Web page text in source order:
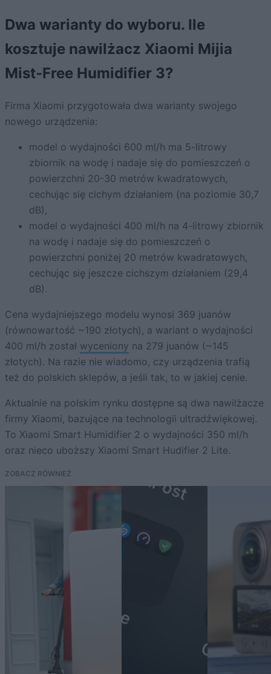
Dwa warianty do wyboru. Ile
kosztuje nawilżacz Xiaomi Mijia
Mist-Free Humidifier 3?
Firma Xiaomi przygotowała dwa warianty swojego
nowego urządzenia:
model o wydajności 600 ml/h ma 5-litrowy
zbiornik na wodę i nadaje się do pomieszczeń o
powierzchni 20-30 metrów kwadratowych,
cechując się cichym działaniem (na poziomie 30,7
dB),
model o wydajności 400 ml/h na 4-litrowy zbiornik
na wodę i nadaje się do pomieszczeń o
powierzchni poniżej 20 metrów kwadratowych,
cechując się jeszcze cichszym działaniem (29,4
dB).
Cena wydajniejszego modelu wynosi 369 juanów
(równowartość ~190 złotych), a wariant o wydajności
400 ml/h został wyceniony na 279 juanów (~145
złotych). Na razie nie wiadomo, czy urządzenia trafią
też do polskich sklepów, a jeśli tak, to w jakiej cenie.
Aktualnie na polskim rynku dostępne są dwa nawilżacze
firmy Xiaomi, bazujące na technologii ultradźwiękowej.
To Xiaomi Smart Humidifier 2 o wydajności 350 ml/h
oraz nieco uboższy Xiaomi Smart Hudifier 2 Lite.
ZOBACZ RÓWNIEŻ